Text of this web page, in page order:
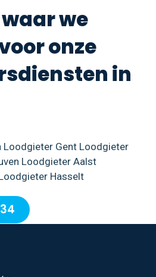
we
onze
in
Loodgieter Gent Loodgieter
Loodgieter Aalst
Hasselt